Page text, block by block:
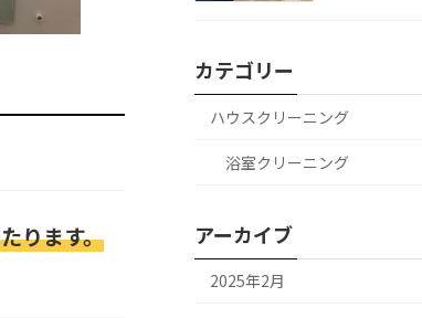
ります。
カテゴリー
ハウスクリーニング
浴室クリーニング
アーカイブ
2025年2月